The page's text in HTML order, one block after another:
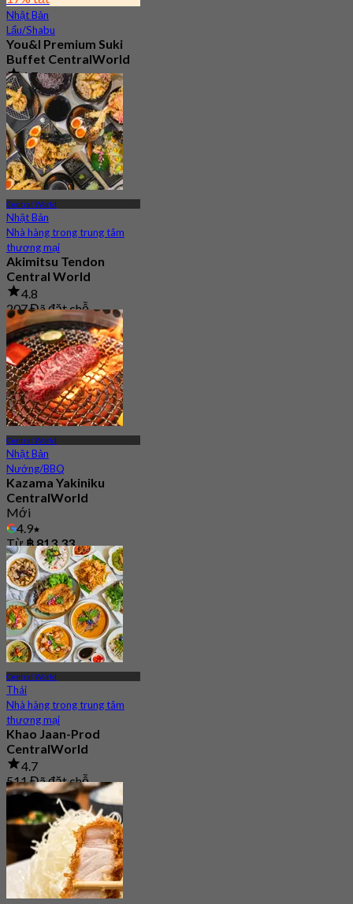
Nhật Bản
Lẩu/Shabu
You&I Premium Suki
Buffet CentralWorld
4.7
3.5K Đã đặt chỗ
Từ฿ 498
Central World
Nhật Bản
Nhà hàng trong trung tâm
thương mại
Akimitsu Tendon
Central World
4.8
207 Đã đặt chỗ
Từ฿ 400
Central World
Nhật Bản
Nướng/BBQ
Kazama Yakiniku
CentralWorld
Mới
4.9
Từ฿ 813.33
Central World
Thái
Nhà hàng trong trung tâm
thương mại
Khao Jaan-Prod
CentralWorld
4.7
511 Đã đặt chỗ
Từ฿ 550